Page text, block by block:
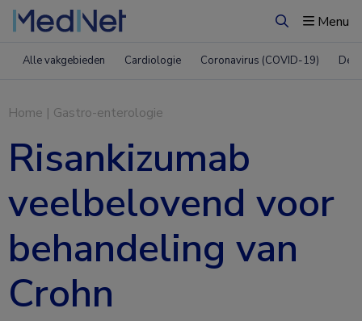
ZoekenMenu
Alle vakgebieden Cardiologie Coronavirus (COVID-19)
Home | Gastro-enterologie
Risankizumab
veelbelovend voor
behandeling van
Crohn